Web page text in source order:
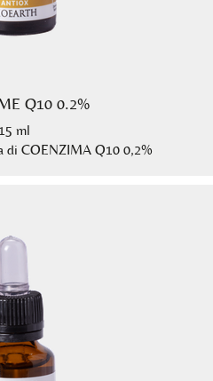
Q10 0.2%
15 ml
di COENZIMA Q10 0,2%